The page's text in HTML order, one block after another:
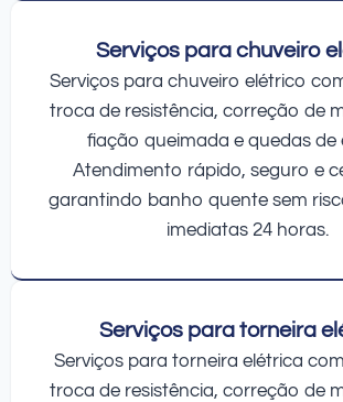
Serviços para chuveiro
Serviços para chuveiro elétrico
troca de resistência, correção de
fiação queimada e quedas de
Atendimento rápido, seguro e
garantindo banho quente sem
imediatas 24 horas.
Serviços para torneira
Serviços para torneira elétrica
troca de resistência, correção de